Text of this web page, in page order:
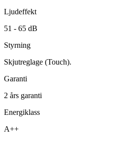
Ljudeffekt
51 - 65 dB
Styrning
Skjutreglage (Touch).
Garanti
2 års garanti
Energiklass
A++